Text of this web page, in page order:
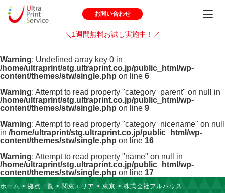
お問い合わせ
＼1週間無料お試し実施中！／
Warning: Undefined array key 0 in
/home/ultraprint/stg.ultraprint.co.jp/public_html/wp-
content/themes/stw/single.php on line 6
Warning: Attempt to read property "category_parent" on null in
/home/ultraprint/stg.ultraprint.co.jp/public_html/wp-
content/themes/stw/single.php on line 9
Warning: Attempt to read property "category_nicename" on null
in /home/ultraprint/stg.ultraprint.co.jp/public_html/wp-
content/themes/stw/single.php on line 16
Warning: Attempt to read property "name" on null in
/home/ultraprint/stg.ultraprint.co.jp/public_html/wp-
content/themes/stw/single.php on line 17
ホーム > 拠点一覧 > 関東エリア > 東京 > 株式会社フルハウス